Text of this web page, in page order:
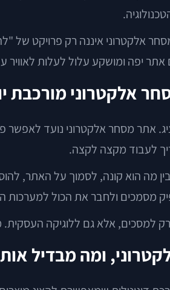
אלקטרוני איננה רק פרויקט
יפה ומושקע עלול לעלות לאוויר
אלקטרוני מורכבת
אתר מסחר אלקטרוני נועד
לעבוד מקצה לקצה.
מה הוא קונה, לסמוך על האתר,
מסמכים ולחבר את הכול למערכות
רק למסכים, אלא גם ללוגיקה
ומה מבדיל